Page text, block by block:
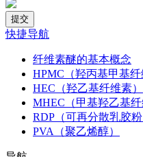
快捷导航
纤维素醚的基本概念
HPMC（羟丙基甲基纤
HEC（羟乙基纤维素）
MHEC（甲基羟乙基纤
RDP（可再分散乳胶粉
PVA（聚乙烯醇）